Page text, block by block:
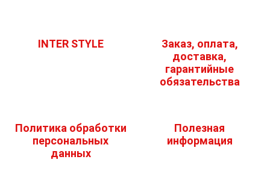
INTER STYLE
Заказ, оплата,
доставка,
гарантийные
обязательства
Политика обработки
персональных
данных
Полезная
информация